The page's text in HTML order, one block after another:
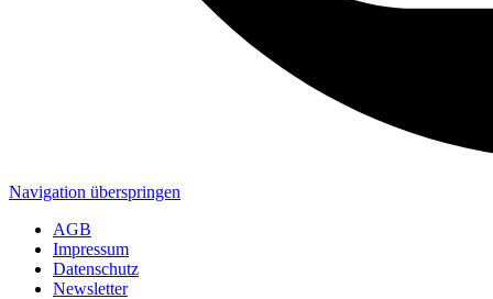
Navigation überspringen
AGB
Impressum
Datenschutz
Newsletter